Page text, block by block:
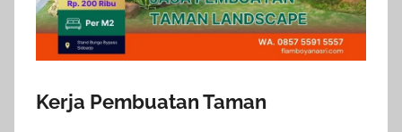
Kerja Pembuatan Taman